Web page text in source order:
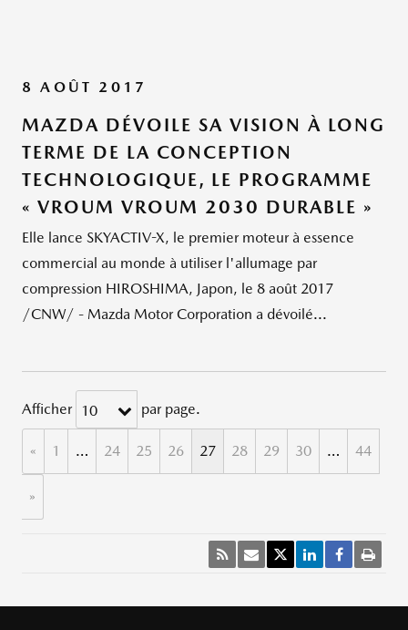
8 AOÛT 2017
MAZDA DÉVOILE SA VISION À LONG
TERME DE LA CONCEPTION
TECHNOLOGIQUE, LE PROGRAMME
« VROUM VROUM 2030 DURABLE »
Elle lance SKYACTIV-X, le premier moteur à essence
commercial au monde à utiliser l'allumage par
compression HIROSHIMA, Japon, le 8 août 2017
/CNW/ - Mazda Motor Corporation a dévoilé...
Afficher 10 par page.
« 1 … 24 25 26 27 28 29 30 … 44
»